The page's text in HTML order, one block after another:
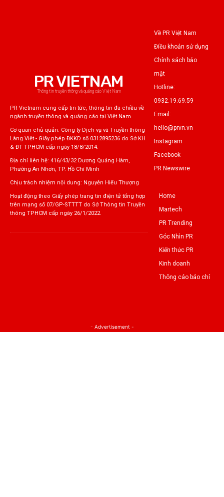
PR VIETNAM
Thông tin truyền thông và quảng cáo Việt Nam
PR Vietnam cung cấp tin tức, thông tin đa chiều về
ngành truyền thông và quảng cáo tại Việt Nam.
Cơ quan chủ quản: Công ty Dịch vụ và Truyền thông
Làng Việt - Giấy phép ĐKKD số 0312895236 do Sở KH
& ĐT TPHCM cấp ngày 18/8/2014.
Địa chỉ liên hệ: 416/43/32 Dương Quảng Hàm,
Phường An Nhơn, TP. Hồ Chí Minh
Chịu trách nhiệm nội dung: Nguyễn Hiếu Thượng
Hoạt động theo Giấy phép trang tin điện tử tổng hợp
trên mạng số 07/GP-STTTT do Sở Thông tin Truyền
thông TPHCM cấp ngày 26/1/2022.
Về PR Việt Nam
Điều khoản sử dụng
Chính sách bảo
mật
Hotline:
0932.19.69.59
Email:
hello@prvn.vn
Instagram
Facebook
PR Newswire
Home
Martech
PR Trending
Góc Nhìn PR
Kiến thức PR
Kinh doanh
Thông cáo báo chí
- Advertisement -